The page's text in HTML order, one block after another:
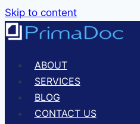
Skip to content
ABOUT
SERVICES
BLOG
CONTACT US